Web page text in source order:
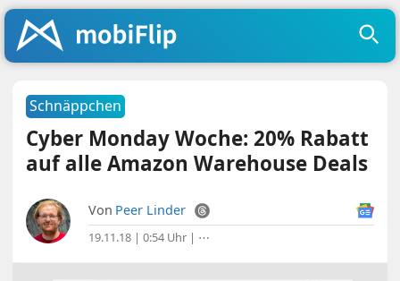
Schnäppchen
Cyber Monday Woche: 20% Rabatt
auf alle Amazon Warehouse Deals
Von Peer Linder
19.11.18 | 0:54 Uhr | ⋯